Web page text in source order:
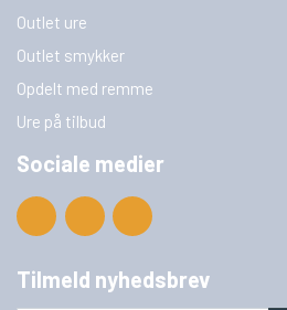
Outlet ure
Outlet smykker
Opdelt med remme
Ure på tilbud
Sociale medier
Tilmeld nyhedsbrev